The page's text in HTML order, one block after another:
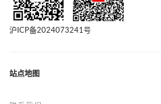
沪ICP备2024073241号
站点地图